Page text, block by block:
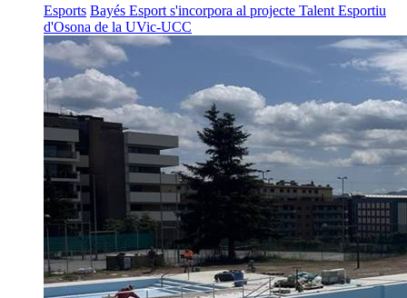
Esports Bayés Esport s'incorpora al projecte Talent Esportiu
d'Osona de la UVic-UCC